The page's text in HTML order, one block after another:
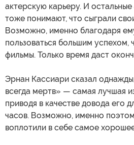
актерскую карьеру. И
тоже понимают, что сыграли
Возможно, именно благодаря
пользоваться большим успехом,
фильмы. Только время даст
Эрнан Кассиари сказал
всегда мертв» — самая лучшая
приводя в качестве довода его
часов. Возможно, именно
воплотили в себе самое